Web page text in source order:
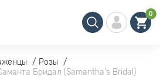
0
Розы
Бридал (Samantha's Bridal)